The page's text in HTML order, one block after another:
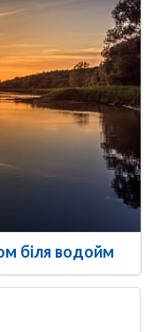
біля водойм